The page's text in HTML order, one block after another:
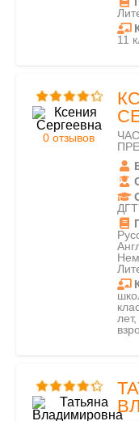
11
0 отзывов